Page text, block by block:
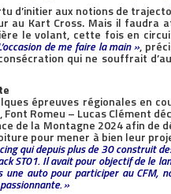
d’initier aux notions de
au Kart Cross. Mais il
le volant, cette fois en
de me faire la main »,
qui ne souffrait
épreuves régionales en
Font Romeu – Lucas Clément
de la Montagne 2024 afin de
pour mener à bien leur
qui depuis plus de 30 construit
ST01. Il avait pour objectif de le
une auto pour participer au CFM,
»